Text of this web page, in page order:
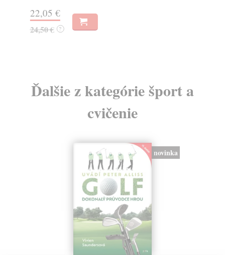
22,05 €
24,50 € ?
Ďalšie z kategórie šport a
cvičenie
novinka